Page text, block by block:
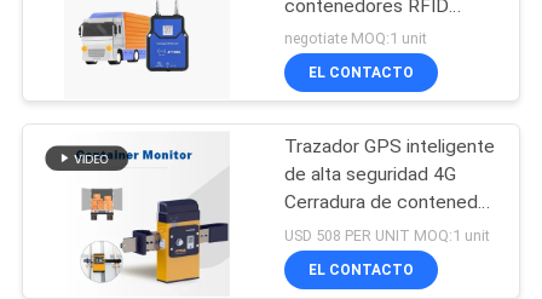
Vehículo GPS que
sigue software
contenedores RFID
Desbloquear Smart
Control Cerradura
negotiate MOQ:1 unit
EL CONTACTO
Trazador GPS inteligente
de alta seguridad 4G
Cerradura de contenedor
logístico de seguimiento
de seguridad inalámbrica
de seguridad inalámbrica
USD 508 PER UNIT MOQ:1 unit
EL CONTACTO